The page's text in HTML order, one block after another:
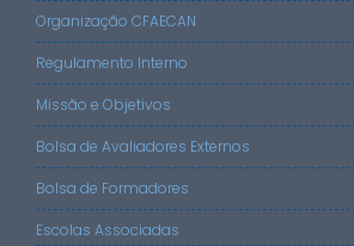
Organização CFAECAN
Regulamento Interno
Missão e Objetivos
Bolsa de Avaliadores Externos
Bolsa de Formadores
Escolas Associadas